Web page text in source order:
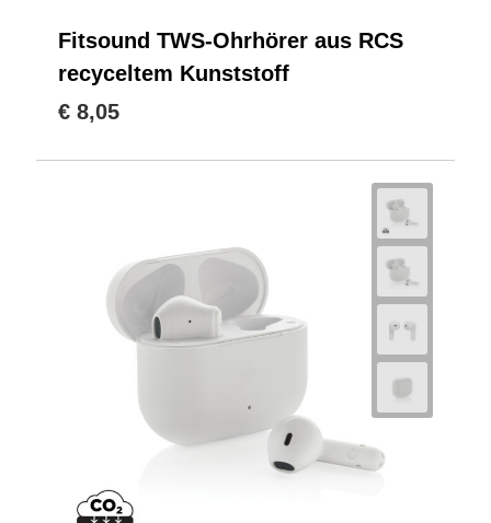
Fitsound TWS-Ohrhörer aus RCS
recyceltem Kunststoff
€ 8,05